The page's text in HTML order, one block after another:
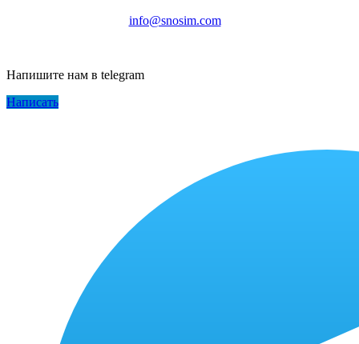
info@snosim.com
Напишите нам в telegram
Написать